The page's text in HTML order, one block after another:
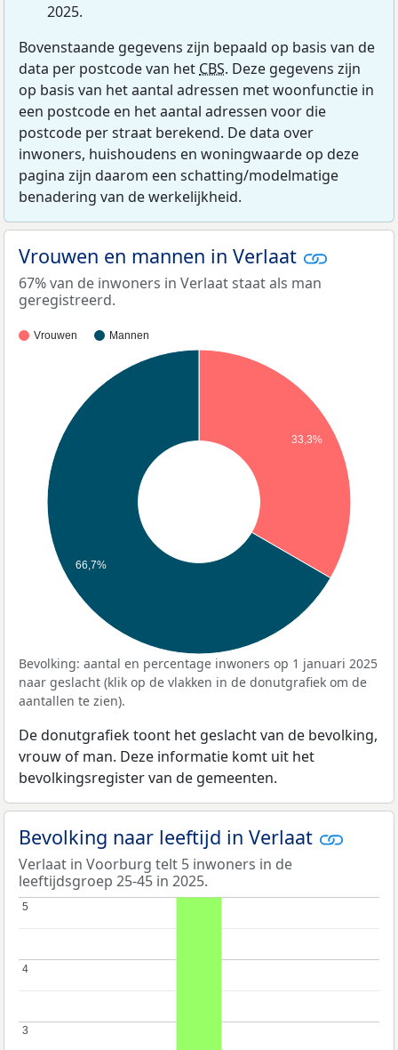
2025.
Bovenstaande gegevens zijn bepaald op basis van de
data per postcode van het CBS. Deze gegevens zijn
op basis van het aantal adressen met woonfunctie in
een postcode en het aantal adressen voor die
postcode per straat berekend. De data over
inwoners, huishoudens en woningwaarde op deze
pagina zijn daarom een schatting/modelmatige
benadering van de werkelijkheid.
Vrouwen en mannen in Verlaat
67% van de inwoners in Verlaat staat als man
geregistreerd.
Vrouwen Mannen
33,3%
66,7%
Bevolking: aantal en percentage inwoners op 1 januari 2025
naar geslacht (klik op de vlakken in de donutgrafiek om de
aantallen te zien).
De donutgrafiek toont het geslacht van de bevolking,
vrouw of man. Deze informatie komt uit het
bevolkingsregister van de gemeenten.
Bevolking naar leeftijd in Verlaat
Verlaat in Voorburg telt 5 inwoners in de
leeftijdsgroep 25-45 in 2025.
3
3
4
4
5
5